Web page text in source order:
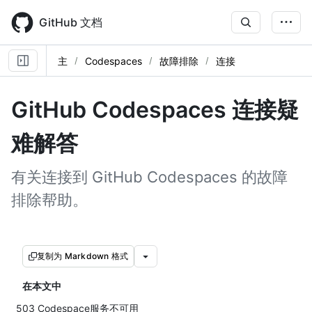
main
content
GitHub 文档
主 Codespaces 故障排除 连接
GitHub Codespaces 连接疑
难解答
有关连接到 GitHub Codespaces 的故障
排除帮助。
复制为 Markdown 格式
在本文中
503 Codespace服务不可用